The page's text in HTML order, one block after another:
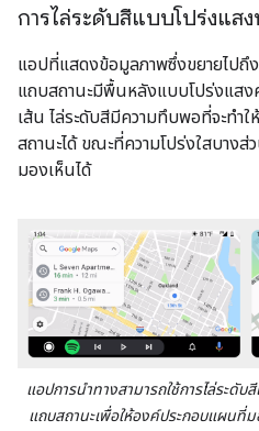
การไล่ระดับสีแบบโปร่งแสง
แอปที่แสดงข้อมูลภาพซึ่งขยายไปถึ
แถบสถานะมีพื้นหลังแบบโปร่งแสง
เส้น ไล่ระดับสีมีความทึบพอที่จะทำ
สถานะได้ ขณะที่ความโปร่งใสบาง
มองเห็นได้
แอปการนำทางสามารถใช้การไล่ระดั
แถบสถานะเพื่อให้องค์ประกอบแผนที่